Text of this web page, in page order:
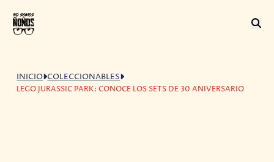
INICIO COLECCIONABLES
LEGO JURASSIC PARK: CONOCE LOS SETS DE 30 ANIVERSARIO